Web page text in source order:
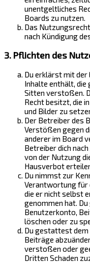
unentgeltliches
Boards zu nutzen.
Das
nach Kündigung
3. Pflichten des
Du erklärst mit der
Inhalte enthält, die
Sitten verstoßen.
Recht besitzt, die
und Bilder zu
Der Betreiber des
Verstößen gegen
anderer im Board
Betreiber dich
von der Nutzung
Hausverbot
Du nimmst zur
Verantwortung für
die er nicht selbst
genommen hat.
Benutzerkonto,
löschen oder zu
Du gestattest dem
Beiträge
verstoßen oder
Dritten Schaden